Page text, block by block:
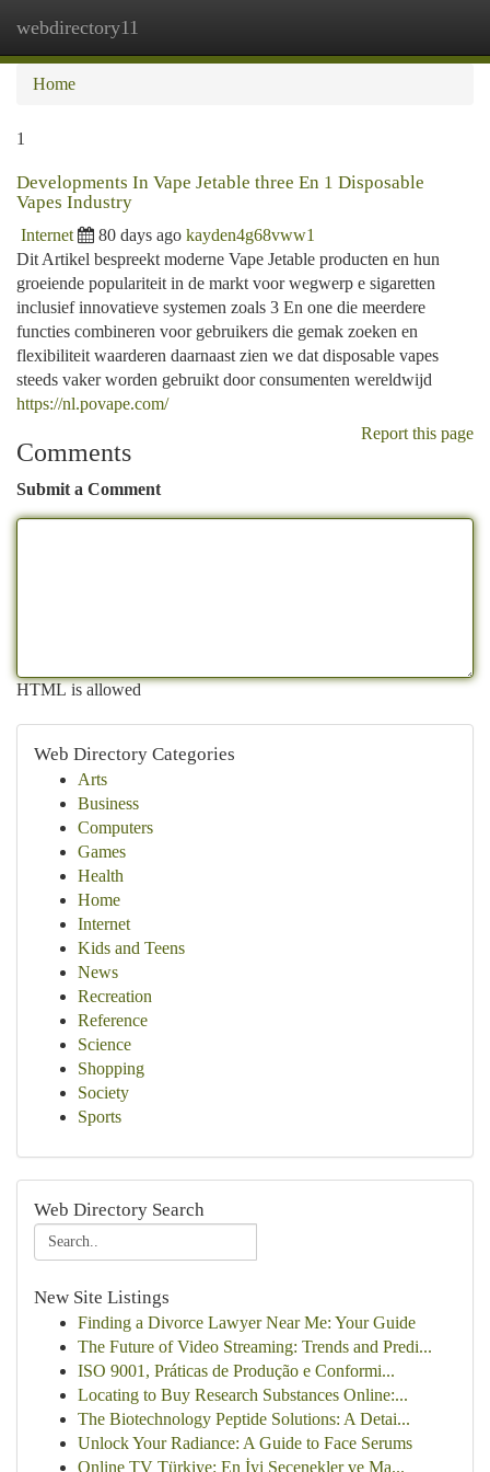
webdirectory11
Home
1
Developments In Vape Jetable three En 1 Disposable
Vapes Industry
Internet 80 days ago kayden4g68vww1
Dit Artikel bespreekt moderne Vape Jetable producten en hun
groeiende populariteit in de markt voor wegwerp e sigaretten
inclusief innovatieve systemen zoals 3 En one die meerdere
functies combineren voor gebruikers die gemak zoeken en
flexibiliteit waarderen daarnaast zien we dat disposable vapes
steeds vaker worden gebruikt door consumenten wereldwijd
https://nl.povape.com/
Report this page
Comments
Submit a Comment
HTML is allowed
Web Directory Categories
Arts
Business
Computers
Games
Health
Home
Internet
Kids and Teens
News
Recreation
Reference
Science
Shopping
Society
Sports
Web Directory Search
New Site Listings
Finding a Divorce Lawyer Near Me: Your Guide
The Future of Video Streaming: Trends and Predi...
ISO 9001, Práticas de Produção e Conformi...
Locating to Buy Research Substances Online:...
The Biotechnology Peptide Solutions: A Detai...
Unlock Your Radiance: A Guide to Face Serums
Online TV Türkiye: En İyi Seçenekler ve Ma...